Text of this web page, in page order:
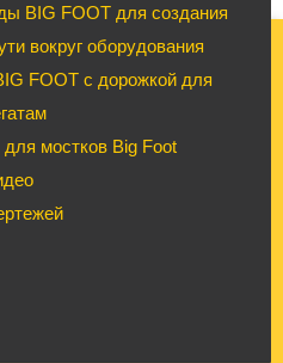
BIG FOOT для создания
вокруг оборудования
FOOT с дорожкой для
мостков Big Foot